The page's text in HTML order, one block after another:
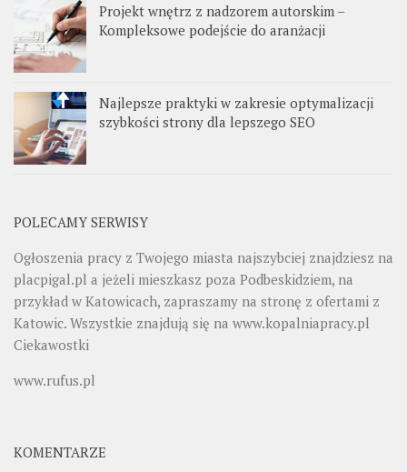
Projekt wnętrz z nadzorem autorskim –
Kompleksowe podejście do aranżacji
Najlepsze praktyki w zakresie optymalizacji
szybkości strony dla lepszego SEO
POLECAMY SERWISY
Ogłoszenia pracy z Twojego miasta najszybciej znajdziesz na
placpigal.pl a jeżeli mieszkasz poza Podbeskidziem, na
przykład w Katowicach, zapraszamy na stronę z ofertami z
Katowic. Wszystkie znajdują się na www.kopalniapracy.pl
Ciekawostki
www.rufus.pl
KOMENTARZE